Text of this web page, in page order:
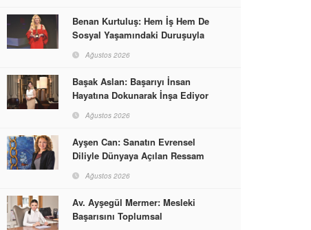
Benan Kurtuluş: Hem İş Hem De
Sosyal Yaşamındaki Duruşuyla
Ağustos 2026
Başak Aslan: Başarıyı İnsan
Hayatına Dokunarak İnşa Ediyor
Ağustos 2026
Ayşen Can: Sanatın Evrensel
Diliyle Dünyaya Açılan Ressam
Ağustos 2026
Av. Ayşegül Mermer: Mesleki
Başarısını Toplumsal